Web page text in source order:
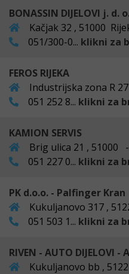
BONASSIN DIJELOVI j. d.
Kačjak 32 , 51000
051/300-0... klikni za
FEROS RIJEKA
Industrijska zona R
051 252 8... klikni za
KAMION SERVIS
Brig ulica 21 , 51000
051 227 0... klikni za
PK d.o.o. - Palfinger Kran
Kukuljanovo 317 ,
051 503 1... klikni za
RIVEN - AUTO DIJELOVI -
Kukuljanovo bb ,